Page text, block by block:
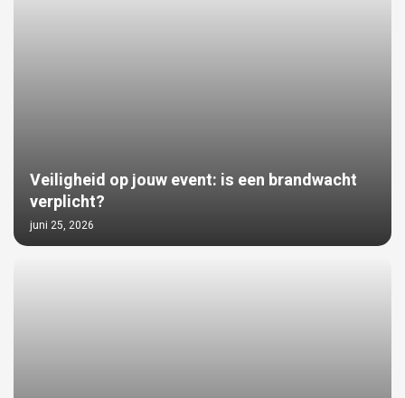
Veiligheid op jouw event: is een brandwacht
verplicht?
juni 25, 2026